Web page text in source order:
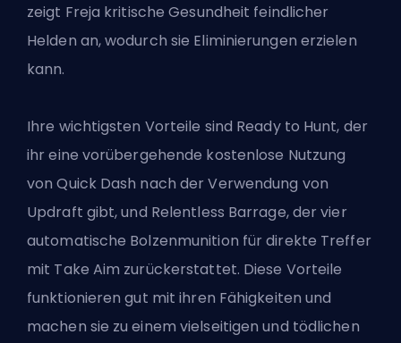
zeigt Freja kritische Gesundheit feindlicher
Helden an, wodurch sie Eliminierungen erzielen
kann.
Ihre wichtigsten Vorteile sind Ready to Hunt, der
ihr eine vorübergehende kostenlose Nutzung
von Quick Dash nach der Verwendung von
Updraft gibt, und Relentless Barrage, der vier
automatische Bolzenmunition für direkte Treffer
mit Take Aim zurückerstattet. Diese Vorteile
funktionieren gut mit ihren Fähigkeiten und
machen sie zu einem vielseitigen und tödlichen